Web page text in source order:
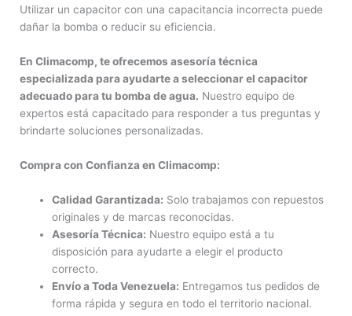
Utilizar un capacitor con una capacitancia incorrecta puede
dañar la bomba o reducir su eficiencia.
En Climacomp, te ofrecemos asesoría técnica
especializada para ayudarte a seleccionar el capacitor
adecuado para tu bomba de agua. Nuestro equipo de
expertos está capacitado para responder a tus preguntas y
brindarte soluciones personalizadas.
Compra con Confianza en Climacomp:
Calidad Garantizada: Solo trabajamos con repuestos
originales y de marcas reconocidas.
Asesoría Técnica: Nuestro equipo está a tu
disposición para ayudarte a elegir el producto
correcto.
Envío a Toda Venezuela: Entregamos tus pedidos de
forma rápida y segura en todo el territorio nacional.